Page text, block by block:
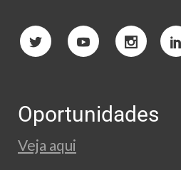
Oportunidades
Veja aqui